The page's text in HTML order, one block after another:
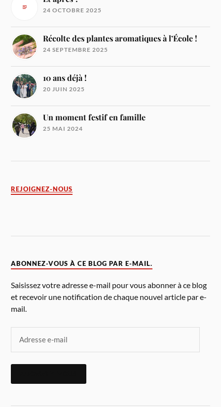
24 OCTOBRE 2025
Récolte des plantes aromatiques à l’École !
24 SEPTEMBRE 2025
10 ans déjà !
20 JUIN 2025
Un moment festif en famille
25 MAI 2024
REJOIGNEZ-NOUS
ABONNEZ-VOUS À CE BLOG PAR E-MAIL.
Saisissez votre adresse e-mail pour vous abonner à ce blog
et recevoir une notification de chaque nouvel article par e-
mail.